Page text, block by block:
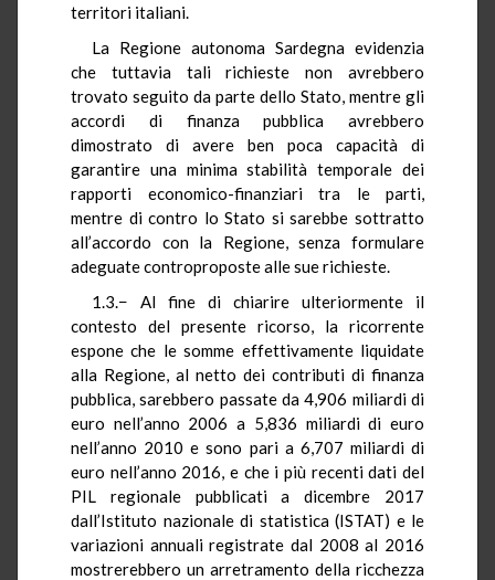
territori italiani.
La Regione autonoma Sardegna evidenzia
che tuttavia tali richieste non avrebbero
trovato seguito da parte dello Stato, mentre gli
accordi di finanza pubblica avrebbero
dimostrato di avere ben poca capacità di
garantire una minima stabilità temporale dei
rapporti economico-finanziari tra le parti,
mentre di contro lo Stato si sarebbe sottratto
all’accordo con la Regione, senza formulare
adeguate controproposte alle sue richieste.
1.3.− Al fine di chiarire ulteriormente il
contesto del presente ricorso, la ricorrente
espone che le somme effettivamente liquidate
alla Regione, al netto dei contributi di finanza
pubblica, sarebbero passate da 4,906 miliardi di
euro nell’anno 2006 a 5,836 miliardi di euro
nell’anno 2010 e sono pari a 6,707 miliardi di
euro nell’anno 2016, e che i più recenti dati del
PIL regionale pubblicati a dicembre 2017
dall’Istituto nazionale di statistica (ISTAT) e le
variazioni annuali registrate dal 2008 al 2016
mostrerebbero un arretramento della ricchezza